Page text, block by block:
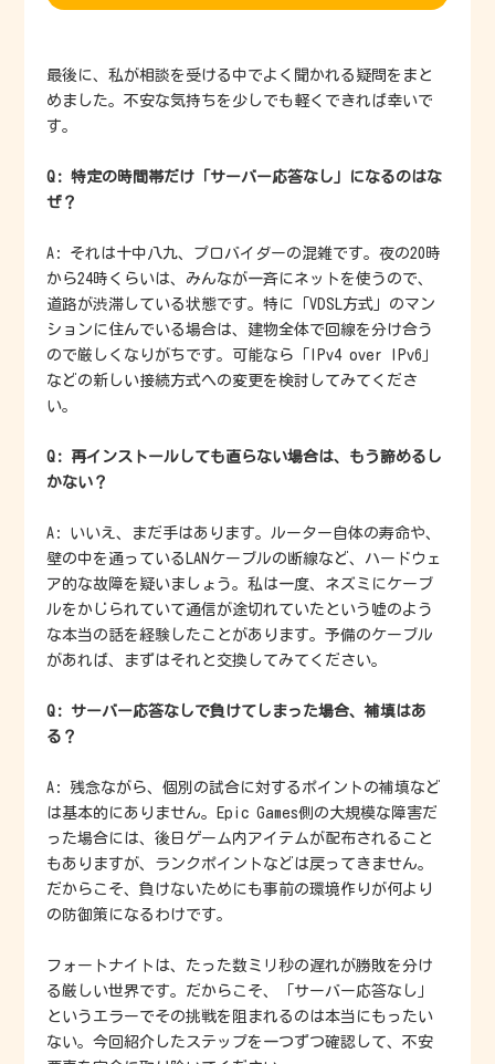
最後に、私が相談を受ける中でよく聞かれる疑問をまと
めました。不安な気持ちを少しでも軽くできれば幸いで
す。
Q: 特定の時間帯だけ「サーバー応答なし」になるのはな
ぜ？
A: それは十中八九、プロバイダーの混雑です。夜の20時
から24時くらいは、みんなが一斉にネットを使うので、
道路が渋滞している状態です。特に「VDSL方式」のマン
ションに住んでいる場合は、建物全体で回線を分け合う
ので厳しくなりがちです。可能なら「IPv4 over IPv6」
などの新しい接続方式への変更を検討してみてくださ
い。
Q: 再インストールしても直らない場合は、もう諦めるし
かない？
A: いいえ、まだ手はあります。ルーター自体の寿命や、
壁の中を通っているLANケーブルの断線など、ハードウェ
ア的な故障を疑いましょう。私は一度、ネズミにケーブ
ルをかじられていて通信が途切れていたという嘘のよう
な本当の話を経験したことがあります。予備のケーブル
があれば、まずはそれと交換してみてください。
Q: サーバー応答なしで負けてしまった場合、補填はあ
る？
A: 残念ながら、個別の試合に対するポイントの補填など
は基本的にありません。Epic Games側の大規模な障害だ
った場合には、後日ゲーム内アイテムが配布されること
もありますが、ランクポイントなどは戻ってきません。
だからこそ、負けないためにも事前の環境作りが何より
の防御策になるわけです。
フォートナイトは、たった数ミリ秒の遅れが勝敗を分け
る厳しい世界です。だからこそ、「サーバー応答なし」
というエラーでその挑戦を阻まれるのは本当にもったい
ない。今回紹介したステップを一つずつ確認して、不安